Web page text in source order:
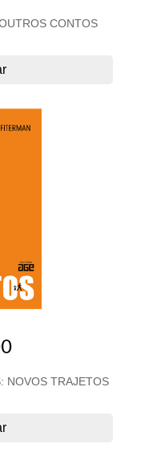
CONTOS
NOVOS TRAJETOS